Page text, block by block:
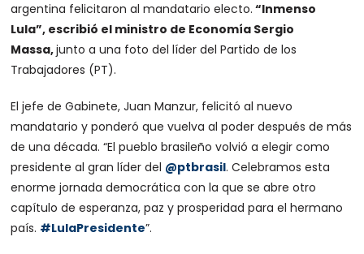
argentina felicitaron al mandatario electo. “Inmenso
Lula”, escribió el ministro de Economía Sergio
Massa,junto a una foto del líder del Partido de los
Trabajadores (PT).
El jefe de Gabinete, Juan Manzur, felicitó al nuevo
mandatario y ponderó que vuelva al poder después de más
de una década. “El pueblo brasileño volvió a elegir como
presidente al gran líder del @ptbrasil. Celebramos esta
enorme jornada democrática con la que se abre otro
capítulo de esperanza, paz y prosperidad para el hermano
país. #LulaPresidente”.